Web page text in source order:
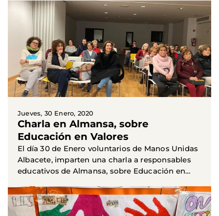
España y el...
Jueves, 30 Enero, 2020
Charla en Almansa, sobre
Educación en Valores
El día 30 de Enero voluntarios de Manos Unidas
Albacete, imparten una charla a responsables
educativos de Almansa, sobre Educación en